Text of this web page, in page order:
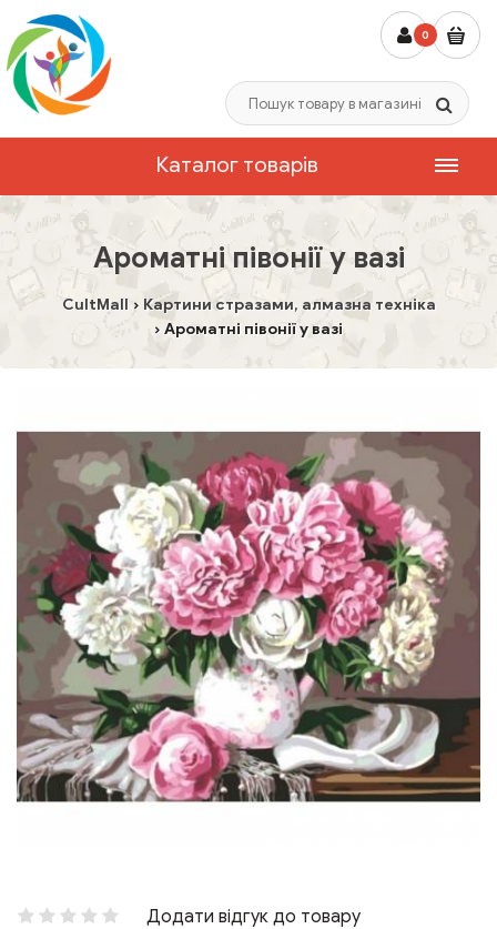
0
Каталог товарів
Ароматні півонії у вазі
CultMall
Картини стразами, алмазна техніка
Ароматні півонії у вазі
Додати відгук до товару